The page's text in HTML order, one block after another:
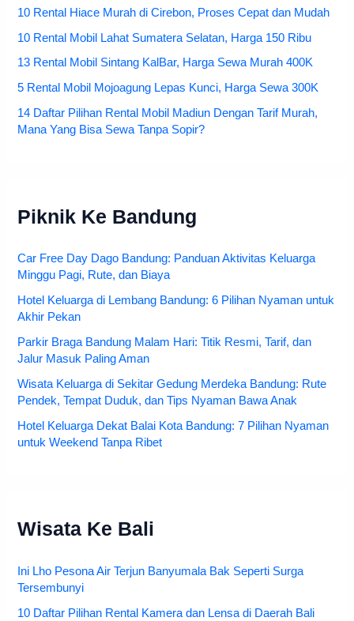
10 Rental Hiace Murah di Cirebon, Proses Cepat dan Mudah
10 Rental Mobil Lahat Sumatera Selatan, Harga 150 Ribu
13 Rental Mobil Sintang KalBar, Harga Sewa Murah 400K
5 Rental Mobil Mojoagung Lepas Kunci, Harga Sewa 300K
14 Daftar Pilihan Rental Mobil Madiun Dengan Tarif Murah,
Mana Yang Bisa Sewa Tanpa Sopir?
Piknik Ke Bandung
Car Free Day Dago Bandung: Panduan Aktivitas Keluarga
Minggu Pagi, Rute, dan Biaya
Hotel Keluarga di Lembang Bandung: 6 Pilihan Nyaman untuk
Akhir Pekan
Parkir Braga Bandung Malam Hari: Titik Resmi, Tarif, dan
Jalur Masuk Paling Aman
Wisata Keluarga di Sekitar Gedung Merdeka Bandung: Rute
Pendek, Tempat Duduk, dan Tips Nyaman Bawa Anak
Hotel Keluarga Dekat Balai Kota Bandung: 7 Pilihan Nyaman
untuk Weekend Tanpa Ribet
Wisata Ke Bali
Ini Lho Pesona Air Terjun Banyumala Bak Seperti Surga
Tersembunyi
10 Daftar Pilihan Rental Kamera dan Lensa di Daerah Bali